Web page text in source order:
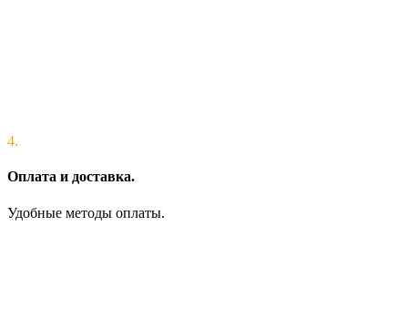
4.
Оплата и доставка.
Удобные методы оплаты.